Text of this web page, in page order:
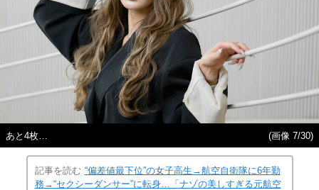
あと4枚… (画像 7/30)
記事を読む “偏差値最下位”の女子高生→航空自衛隊に6年勤
務→“セクシーダンサー”に転身…「ナゾの美しすぎる元航空